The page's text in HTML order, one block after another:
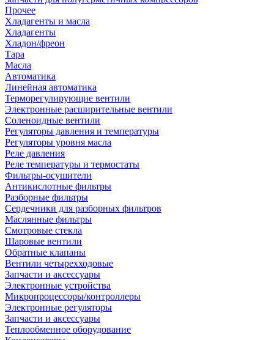
Прочее
Хладагенты и масла
Хладагенты
Хладон/фреон
Тара
Масла
Автоматика
Линейная автоматика
Терморегулирующие вентили
Электронные расширительные вентили
Соленоидные вентили
Регуляторы давления и температуры
Регуляторы уровня масла
Реле давления
Реле температуры и термостаты
Фильтры-осушители
Антикислотные фильтры
Разборные фильтры
Сердечники для разборных фильтров
Маслянные фильтры
Смотровые стекла
Шаровые вентили
Обратные клапаны
Вентили четырехходовые
Запчасти и аксессуары
Электронные устройства
Микропроцессоры/контроллеры
Электронные регуляторы
Запчасти и аксессуары
Теплообменное оборудование